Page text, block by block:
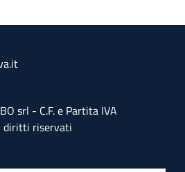
srl - C.F. e Partita IVA
diritti riservati